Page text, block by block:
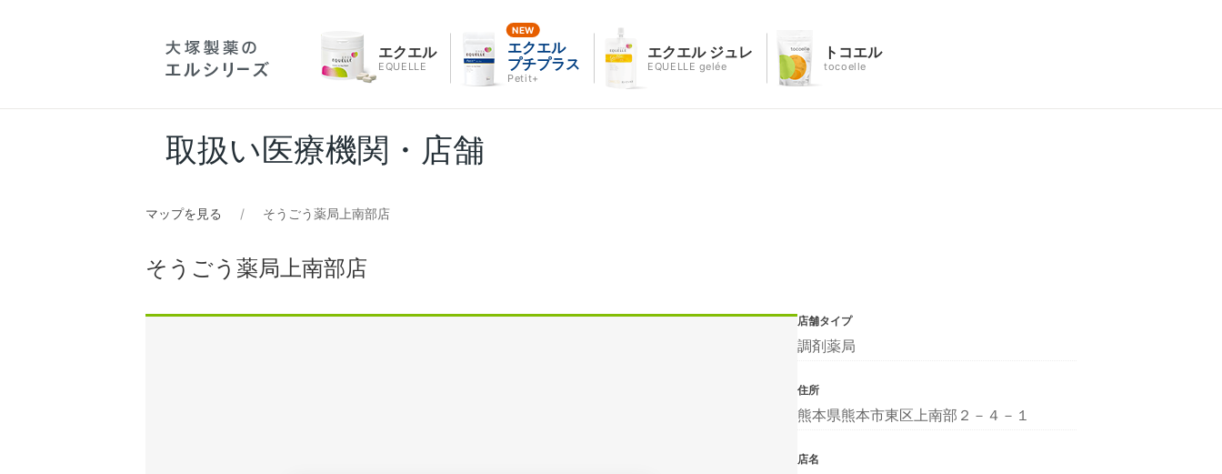
エクエル
EQUELLE
エクエル
プチプラス
Petit+
エクエル ジュレ
EQUELLE gelée
トコエル
tocoelle
取扱い医療機関・店舗
マップを見る そうごう薬局上南部店
そうごう薬局上南部店
店舗タイプ
調剤薬局
住所
熊本県熊本市東区上南部２－４－１
店名